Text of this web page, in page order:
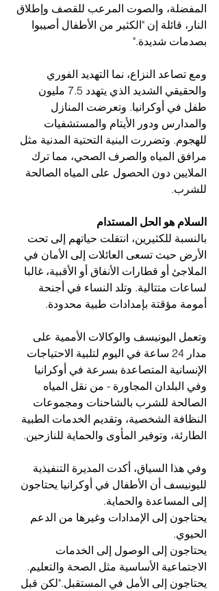
المفضلة، والصوت المرعب للقصف وإطلاق
النار، قائلة إن "الكثير من الأطفال أصيبوا
بصدمات شديدة."
ومع تصاعد النزاع، نما التهديد الفوري
والحقيقي الشديد الذي يتهدد 7.5 مليون
طفل في أوكرانيا. وتعرضت المنازل
والمدارس ودور الأيتام والمستشفيات
للهجوم. وتضررت البنية التحتية المدنية مثل
مرافق المياه والصرف الصحي، مما ترك
الملايين دون الحصول على المياه الصالحة
للشرب.
السلام هو الحل المستدام
بالنسبة للكثيرين، انتقلت حياتهم إلى تحت
الأرض حيث تسعى العائلات إلى الأمان في
الملاجئ أو قطارات الأنفاق أو الأقبية، غالبا
لساعات متتالية. وتلد النساء في أجنحة
أمومة مؤقتة بإمدادات طبية محدودة.
وتعمل اليونيسف والوكالات الأممية على
مدار 24 ساعة في اليوم لتلبية الاحتياجات
الإنسانية المتصاعدة بسرعة في أوكرانيا
وفي البلدان المجاورة - من نقل المياه
الصالحة للشرب بالشاحنات ومجموعات
النظافة الشخصية، وتقديم الخدمات الطبية
الطارئة، وتوفير المأوى والحماية للنازحين.
وفي هذا السياق، أكدت المديرة التنفيذية
لليونيسف أن الأطفال في أوكرانيا يحتاجون
إلى المساعدة والحماية.
يحتاجون إلى الإمدادات وغيرها من الدعم
الحيوي.
يحتاجون إلى الوصول إلى الخدمات
الاجتماعية الأساسية مثل الصحة والتعليم.
يحتاجون إلى الأمل في المستقبل."لكن قبل